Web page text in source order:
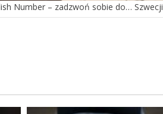
Number – zadzwoń sobie do… Szwecji